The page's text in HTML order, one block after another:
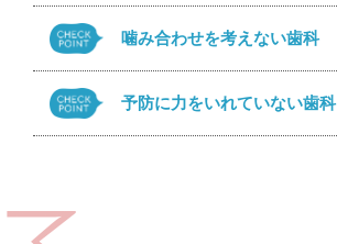
噛み合わせを考えない歯科
予防に力をいれていない歯科